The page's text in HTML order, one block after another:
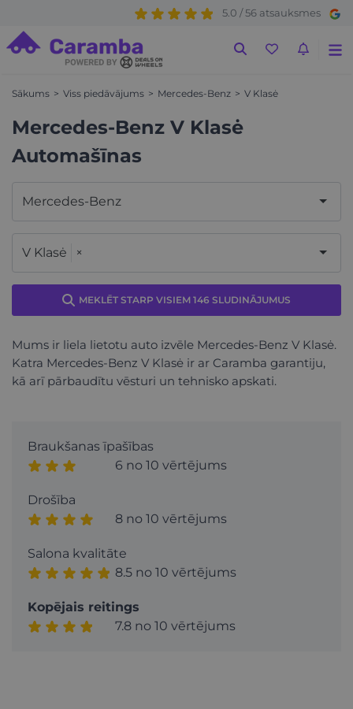
5.0 / 56 atsauksmes
Sākums Viss piedāvājums Mercedes-Benz V Klasė
Mercedes-Benz V Klasė
Automašīnas
Mercedes-Benz
V Klasė ×
MEKLĒT STARP VISIEM 146 SLUDINĀJUMUS
Mums ir liela lietotu auto izvēle Mercedes-Benz V Klasė.
Katra Mercedes-Benz V Klasė ir ar Caramba garantiju,
kā arī pārbaudītu vēsturi un tehnisko apskati.
Braukšanas īpašības
6 no 10 vērtējums
Drošība
8 no 10 vērtējums
Salona kvalitāte
8.5 no 10 vērtējums
Kopējais reitings
7.8 no 10 vērtējums